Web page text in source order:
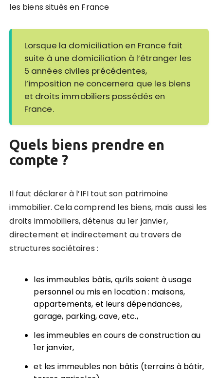
les biens situés en France
Lorsque la domiciliation en France fait
suite à une domiciliation à l’étranger les
5 années civiles précédentes,
l’imposition ne concernera que les biens
et droits immobiliers possédés en
France.
Quels biens prendre en
compte ?
Il faut déclarer à l’IFI tout son patrimoine
immobilier. Cela comprend les biens, mais aussi les
droits immobiliers, détenus au 1er janvier,
directement et indirectement au travers de
structures sociétaires :
les immeubles bâtis, qu’ils soient à usage
personnel ou mis en location : maisons,
appartements, et leurs dépendances,
garage, parking, cave, etc.,
les immeubles en cours de construction au
1er janvier,
et les immeubles non bâtis (terrains à bâtir,